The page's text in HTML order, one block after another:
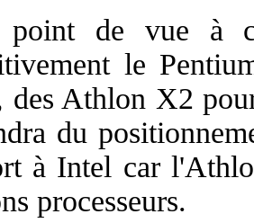
point de vue à
le
des Athlon X2
du
à Intel car
processeurs.